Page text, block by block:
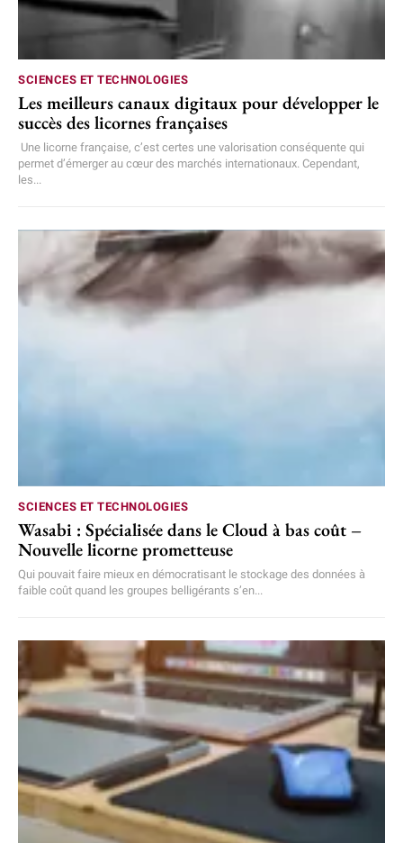
SCIENCES ET TECHNOLOGIES
Les meilleurs canaux digitaux pour développer le
succès des licornes françaises
Une licorne française, c’est certes une valorisation conséquente qui
permet d’émerger au cœur des marchés internationaux. Cependant,
les...
SCIENCES ET TECHNOLOGIES
Wasabi : Spécialisée dans le Cloud à bas coût –
Nouvelle licorne prometteuse
Qui pouvait faire mieux en démocratisant le stockage des données à
faible coût quand les groupes belligérants s’en...